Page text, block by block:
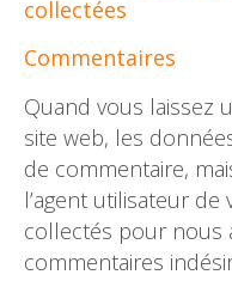
collectées
Commentaires
Quand vous laissez
site web, les
de commentaire,
l’agent utilisateur
collectés pour nous
commentaires